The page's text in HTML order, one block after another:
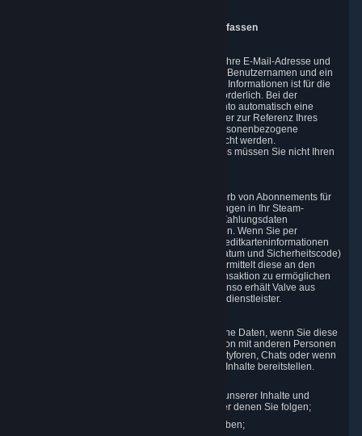
3. Die Arten und Quellen von Daten, die wir erfassen
Bei der Einrichtung eines Kontos erfasst Valve Ihre E-Mail-Adresse und
Ihr Wohnsitzland. Sie müssen außerdem einen Benutzernamen und ein
Kennwort auswählen. Die Bereitstellung dieser Informationen ist für die
Registrierung eines Steam-Benutzerkontos erforderlich. Bei der
Einrichtung Ihres Benutzerkontos wird dem Konto automatisch eine
Nummer zugewiesen (die „Steam-ID“), die später zur Referenz Ihres
Benutzerkontos verwendet wird, ohne dass Personenbezogene
Informationen über Sie direkt zugänglich gemacht werden.
Für die Einrichtung eines Steam-Benutzerkontos müssen Sie nicht Ihren
Für eine Transaktion bei Steam (z. B. zum Erwerb von Abonnements für
Inhalte und Dienstleistungen oder für Einzahlungen in Ihr Steam-
Guthaben) müssen Sie möglicherweise Valve Zahlungsdaten
bereitstellen, um die Transaktion zu ermöglichen. Wenn Sie per
Kreditkarte zahlen, müssen Sie die üblichen Kreditkarteninformationen
(Name, Anschrift, Kreditkartennummer, Ablaufdatum und Sicherheitscode)
an Valve übermitteln. Valve verarbeitet und übermittelt diese an den
Zahlungsdienstanbieter Ihrer Wahl, um die Transaktion zu ermöglichen
und Anti-Betrugsprüfungen durchzuführen. Ebenso erhält Valve aus
denselben Gründen Daten von ihrem Zahlungsdienstleister.
Wir erfassen und verarbeiten Personenbezogene Daten, wenn Sie diese
explizit angeben oder als Teil der Kommunikation mit anderen Personen
auf Steam übermitteln, z. B. in Steam-Communityforen, Chats oder wenn
Sie Feedback oder andere benutzergenerierte Inhalte bereitstellen.
Informationen, die Sie in einem beliebigen unserer Inhalte und
Services veröffentlichen, kommentieren oder denen Sie folgen;
Informationen, die Sie im Chat gesendet haben;